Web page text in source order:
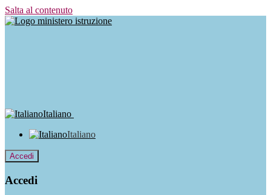
Salta al contenuto
Italiano
Italiano
Accedi
Accedi